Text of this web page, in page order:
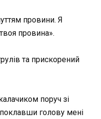
провини. Я
провина».
та прискорений
поруч зі
голову мені